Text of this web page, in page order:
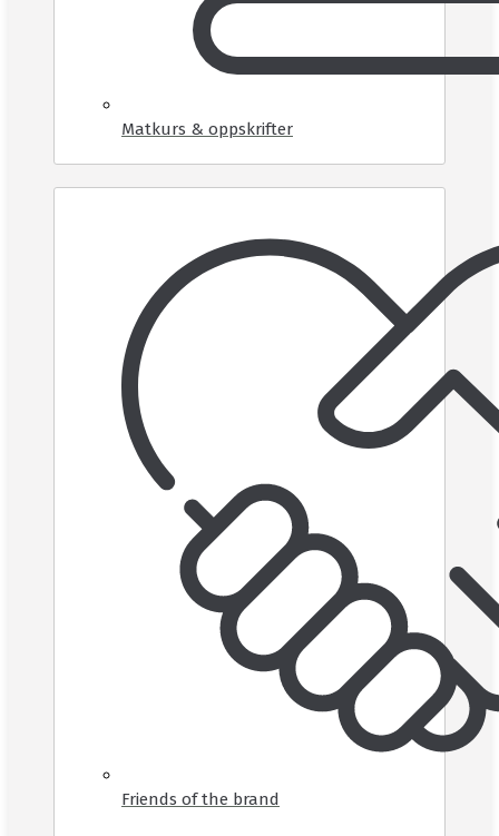
Matkurs & oppskrifter
Friends of the brand